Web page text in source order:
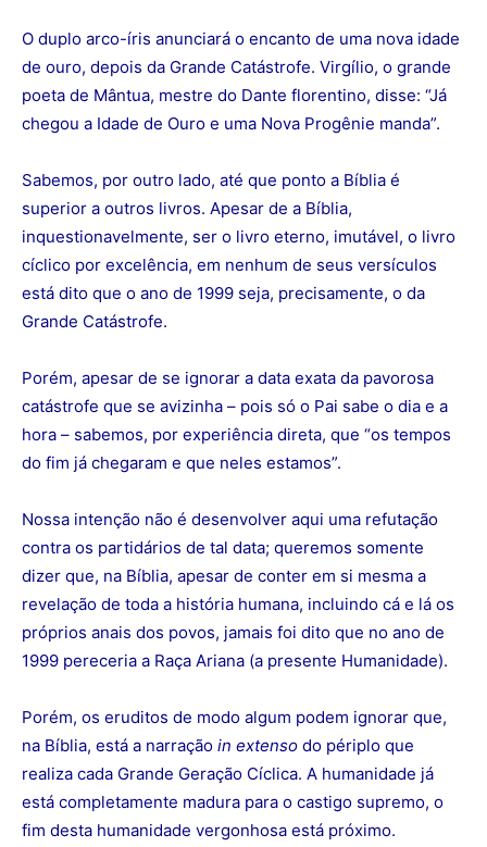
O duplo arco-íris anunciará o encanto de uma nova idade
de ouro, depois da Grande Catástrofe. Virgílio, o grande
poeta de Mântua, mestre do Dante florentino, disse: “Já
chegou a Idade de Ouro e uma Nova Progênie manda”.
Sabemos, por outro lado, até que ponto a Bíblia é
superior a outros livros. Apesar de a Bíblia,
inquestionavelmente, ser o livro eterno, imutável, o livro
cíclico por excelência, em nenhum de seus versículos
está dito que o ano de 1999 seja, precisamente, o da
Grande Catástrofe.
Porém, apesar de se ignorar a data exata da pavorosa
catástrofe que se avizinha – pois só o Pai sabe o dia e a
hora – sabemos, por experiência direta, que “os tempos
do fim já chegaram e que neles estamos”.
Nossa intenção não é desenvolver aqui uma refutação
contra os partidários de tal data; queremos somente
dizer que, na Bíblia, apesar de conter em si mesma a
revelação de toda a história humana, incluindo cá e lá os
próprios anais dos povos, jamais foi dito que no ano de
1999 pereceria a Raça Ariana (a presente Humanidade).
Porém, os eruditos de modo algum podem ignorar que,
na Bíblia, está a narração in extenso do périplo que
realiza cada Grande Geração Cíclica. A humanidade já
está completamente madura para o castigo supremo, o
fim desta humanidade vergonhosa está próximo.